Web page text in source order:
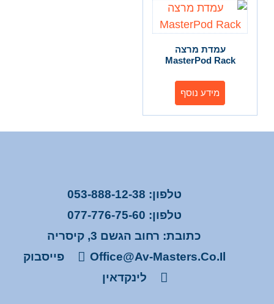
עמדת מרצה
MasterPod Rack
מידע נוסף
טלפון: 053-888-12-38
טלפון: 077-776-75-60
כתובת: רחוב הגשם 3, קיסריה
Office@av-Masters.co.il
פייסבוק
לינקדאין